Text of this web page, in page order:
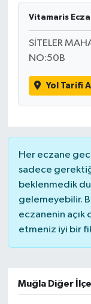
Vitamaris
SİTELER
NO:50B
Yol Tarifi Al
Her eczane
sadece
beklenmedik
gelemeyebilir.
eczanenin açık
etmeniz iyi bir
Muğla Diğer